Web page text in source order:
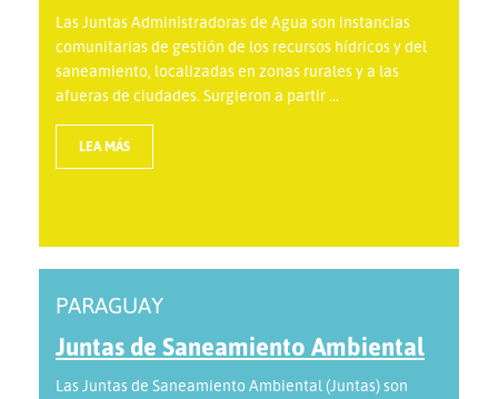
Las Juntas Administradoras de Agua son instancias
comunitarias de gestión de los recursos hídricos y del
saneamiento, localizadas en zonas rurales y a las
afueras de ciudades. Surgieron a partir ...
LEA MÁS
PARAGUAY
Juntas de Saneamiento Ambiental
Las Juntas de Saneamiento Ambiental (Juntas) son